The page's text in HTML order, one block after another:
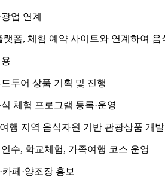
업 연계
랫폼, 체험 예약 사이트와 연계하여
투어 상품 기획 및 진행
체험 프로그램 등록·운영
행 지역 음식자원 기반 관광상품 개발
수, 학교체험, 가족여행 코스 운영
카페·양조장 홍보